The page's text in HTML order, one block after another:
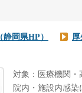
岡県HP）
対象：医療機関・
院内・施設内感